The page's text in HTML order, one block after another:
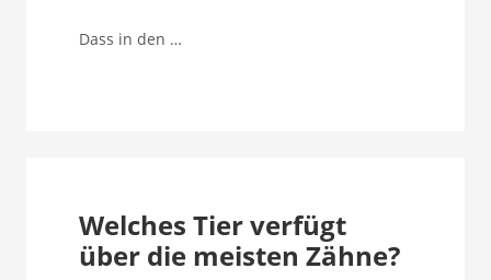
Dass in den …
Welches Tier verfügt
über die meisten Zähne?